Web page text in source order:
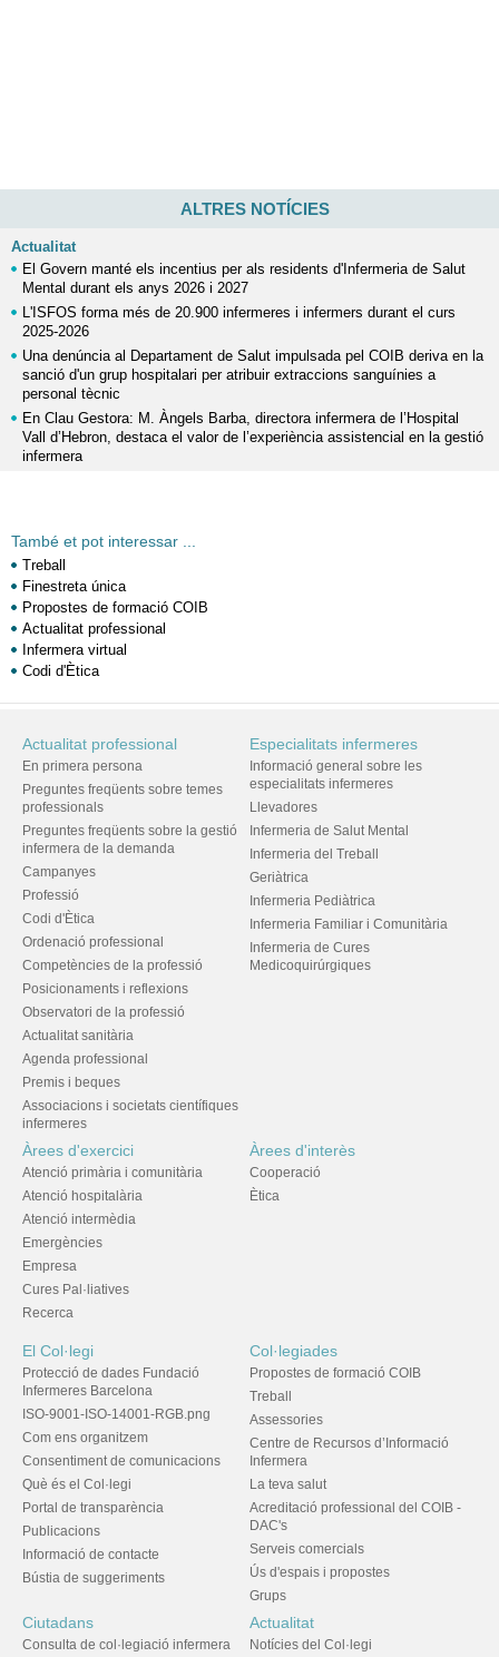
ALTRES NOTÍCIES
Actualitat
El Govern manté els incentius per als residents d'Infermeria de Salut
Mental durant els anys 2026 i 2027
L'ISFOS forma més de 20.900 infermeres i infermers durant el curs
2025-2026
Una denúncia al Departament de Salut impulsada pel COIB deriva en la
sanció d'un grup hospitalari per atribuir extraccions sanguínies a
personal tècnic
En Clau Gestora: M. Àngels Barba, directora infermera de l’Hospital
Vall d’Hebron, destaca el valor de l’experiència assistencial en la gestió
infermera
També et pot interessar ...
Treball
Finestreta única
Propostes de formació COIB
Actualitat professional
Infermera virtual
Codi d'Ètica
Actualitat professional
En primera persona
Preguntes freqüents sobre temes
professionals
Preguntes freqüents sobre la gestió
infermera de la demanda
Campanyes
Professió
Codi d'Ètica
Ordenació professional
Competències de la professió
Posicionaments i reflexions
Observatori de la professió
Actualitat sanitària
Agenda professional
Premis i beques
Associacions i societats científiques
infermeres
Especialitats infermeres
Informació general sobre les
especialitats infermeres
Llevadores
Infermeria de Salut Mental
Infermeria del Treball
Geriàtrica
Infermeria Pediàtrica
Infermeria Familiar i Comunitària
Infermeria de Cures
Medicoquirúrgiques
Àrees d'exercici
Atenció primària i comunitària
Atenció hospitalària
Atenció intermèdia
Emergències
Empresa
Cures Pal·liatives
Recerca
Àrees d'interès
Cooperació
Ètica
El Col·legi
Protecció de dades Fundació
Infermeres Barcelona
ISO-9001-ISO-14001-RGB.png
Com ens organitzem
Consentiment de comunicacions
Què és el Col·legi
Portal de transparència
Publicacions
Informació de contacte
Bústia de suggeriments
Col·legiades
Propostes de formació COIB
Treball
Assessories
Centre de Recursos d’Informació
Infermera
La teva salut
Acreditació professional del COIB -
DAC's
Serveis comercials
Ús d'espais i propostes
Grups
Ciutadans
Consulta de col·legiació infermera
Actualitat
Notícies del Col·legi